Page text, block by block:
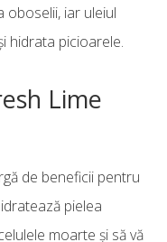
oboselii, iar uleiul
hidrata picioarele.
Lime
de beneficii pentru
pielea
moarte și să vă